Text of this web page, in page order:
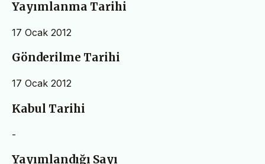
Yayımlanma Tarihi
17 Ocak 2012
Gönderilme Tarihi
17 Ocak 2012
Kabul Tarihi
-
Yayımlandığı Sayı